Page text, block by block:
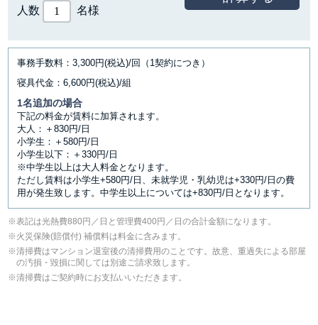
人数 名様
事務手数料：3,300円(税込)/回（1契約につき）
寝具代金：6,600円(税込)/組
1名追加の場合
下記の料金が賃料に加算されます。
大人：＋830円/日
小学生：＋580円/日
小学生以下：＋330円/日
※中学生以上は大人料金となります。
ただし賃料は小学生+580円/日、未就学児・乳幼児は+330円/日の費
用が発生致します。中学生以上については+830円/日となります。
表記は光熱費880円／日と管理費400円／日の合計金額になります。
⽕災保険(賠償付) 補償料は料⾦に含みます。
清掃費はマンション退室後の清掃費用のことです。故意、重過失による部屋
の汚損・毀損に関しては別途ご請求致します。
清掃費はご契約時にお支払いいただきます。